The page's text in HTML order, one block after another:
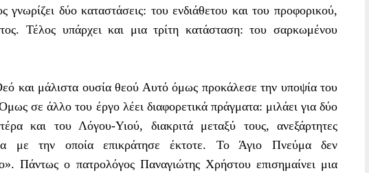
δύο καταστάσεις: του ενδιάθετου και του προφορικού,
Τέλος υπάρχει και μια τρίτη κατάσταση: του σαρκωμένου
και μάλιστα ουσία θεού Αυτό όμως προκάλεσε την υποψία του
σε άλλο του έργο λέει διαφορετικά πράγματα: μιλάει για δύο
και του Λόγου-Υιού, διακριτά μεταξύ τους, ανεξάρτητες
με την οποία επικράτησε έκτοτε. Το Άγιο Πνεύμα δεν
Πάντως ο πατρολόγος Παναγιώτης Χρήστου επισημαίνει μια